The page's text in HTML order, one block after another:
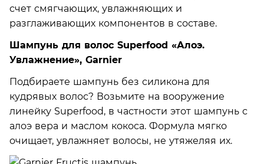
счет смягчающих, увлажняющих и
разглаживающих компонентов в составе.
Шампунь для волос Superfood «Алоэ.
Увлажнение», Garnier
Подбираете шампунь без силикона для
кудрявых волос? Возьмите на вооружение
линейку Superfood, в частности этот шампунь с
алоэ вера и маслом кокоса. Формула мягко
очищает, увлажняет волосы, не утяжеляя их.